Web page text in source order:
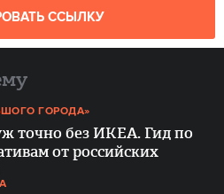
ССЫЛКУ
ГОРОДА»
точно без ИКЕА. Гид по
от российских